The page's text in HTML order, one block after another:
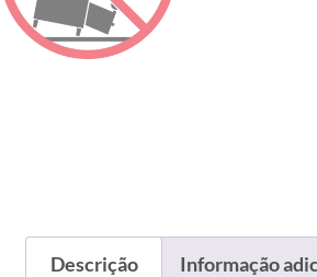
Descrição Informação